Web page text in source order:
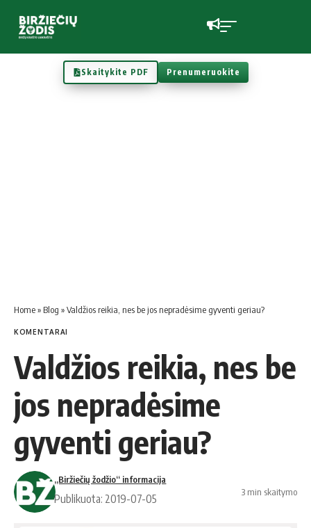
Skaitykite PDF Prenumeruokite
Home» Blog »Valdžios reikia, nes be jos nepradėsime gyventi geriau?
KOMENTARAI
Valdžios reikia, nes be
jos nepradėsime
gyventi geriau?
„Biržiečių žodžio“ informacija
Publikuota: 2019-07-05
3 min skaitymo